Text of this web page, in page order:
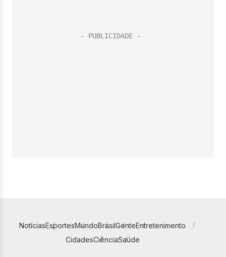
NotíciasEsportesMundoBrasilGenteEntretenimento
CidadesCiênciaSaúde